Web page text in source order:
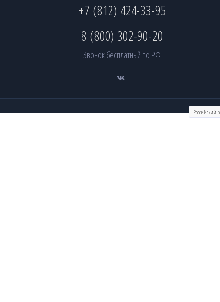
+7 (812) 424-33-95
8 (800) 302-90-20
Звонок бесплатный по РФ